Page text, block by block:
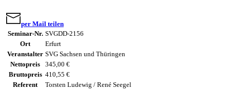
per Mail teilen
Seminar-Nr. SVGDD-2156
Ort
Erfurt
Veranstalter SVG Sachsen und Thüringen
Nettopreis
345,00 €
Bruttopreis 410,55 €
Referent
Torsten Ludewig / René Seegel